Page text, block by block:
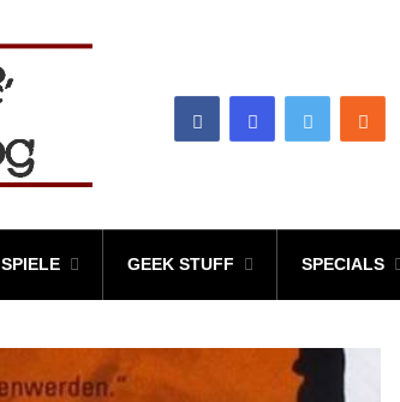
SPIELE GEEK STUFF SPECIALS